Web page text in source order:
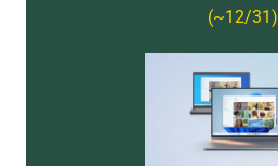
(~12/31)